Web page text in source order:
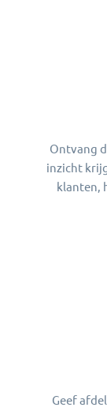
Ontvang
inzicht
klanten,
Geef